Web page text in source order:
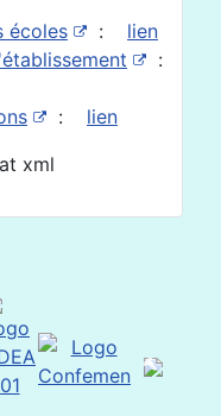
écoles
: lien
:
: lien
xml